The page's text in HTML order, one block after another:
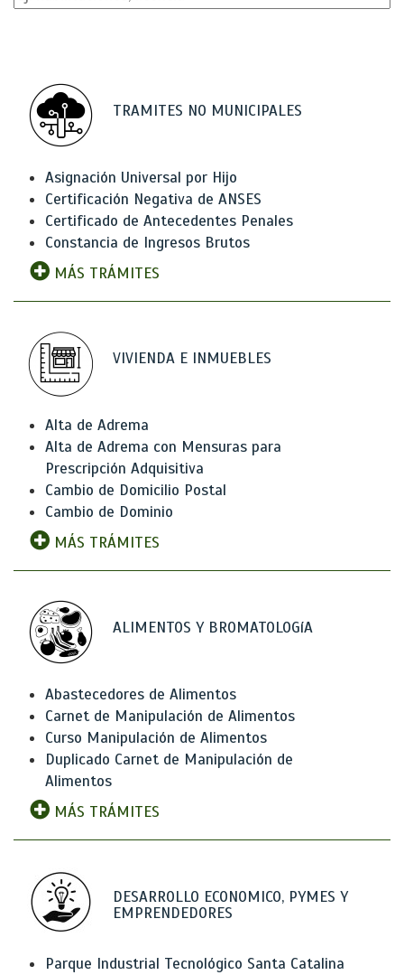
TRAMITES NO MUNICIPALES
Asignación Universal por Hijo
Certificación Negativa de ANSES
Certificado de Antecedentes Penales
Constancia de Ingresos Brutos
MÁS TRÁMITES
VIVIENDA E INMUEBLES
Alta de Adrema
Alta de Adrema con Mensuras para
Prescripción Adquisitiva
Cambio de Domicilio Postal
Cambio de Dominio
MÁS TRÁMITES
ALIMENTOS Y BROMATOLOGíA
Abastecedores de Alimentos
Carnet de Manipulación de Alimentos
Curso Manipulación de Alimentos
Duplicado Carnet de Manipulación de
Alimentos
MÁS TRÁMITES
DESARROLLO ECONOMICO, PYMES Y
EMPRENDEDORES
Parque Industrial Tecnológico Santa Catalina